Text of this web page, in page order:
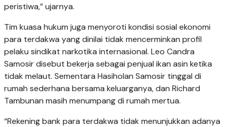
peristiwa,” ujarnya.
Tim kuasa hukum juga menyoroti kondisi sosial ekonomi
para terdakwa yang dinilai tidak mencerminkan profil
pelaku sindikat narkotika internasional. Leo Candra
Samosir disebut bekerja sebagai penjual ikan asin ketika
tidak melaut. Sementara Hasiholan Samosir tinggal di
rumah sederhana bersama keluarganya, dan Richard
Tambunan masih menumpang di rumah mertua.
“Rekening bank para terdakwa tidak menunjukkan adanya